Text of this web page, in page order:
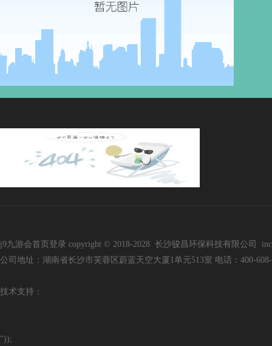
j9九游会首页登录 copyright © 2018-2028 长沙骏昌环保科技有限公司
公司地址：湖南省长沙市芙蓉区蔚蓝天空大厦1单元513室 电话：400-
技术支持：
"));